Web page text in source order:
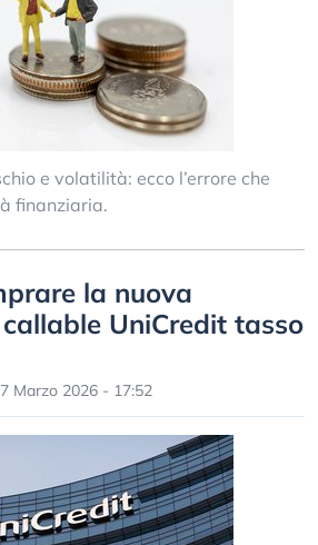
e volatilità: ecco l’errore che
finanziaria.
la nuova
UniCredit tasso
Marzo 2026 - 17:52